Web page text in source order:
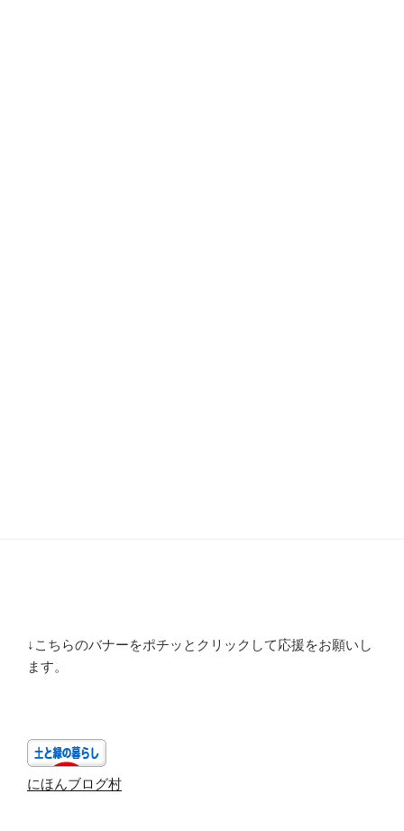
↓こちらのバナーをポチッとクリックして応援をお願いし
ます。
にほんブログ村